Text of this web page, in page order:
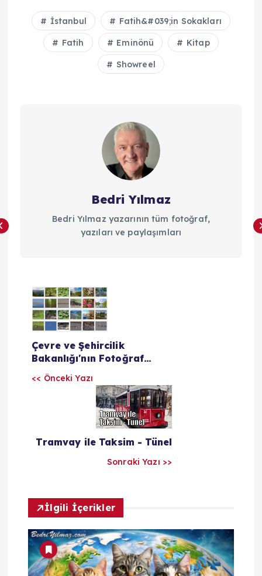
İstanbul Fatih&#039;in Sokakları
Fatih Eminönü Kitap
Showreel
Bedri Yılmaz
Bedri Yılmaz yazarının tüm fotoğraf,
yazıları ve paylaşımları
Y
a
z
m
Çevre ve Şehircilik
Bakanlığı'nın Fotoğraf
Sergisinde Yer Alan
Fotoğraflarım
<< Önceki Yazı
Tramvay ile Taksim - Tünel
Sonraki Yazı >>
İlgili İçerikler